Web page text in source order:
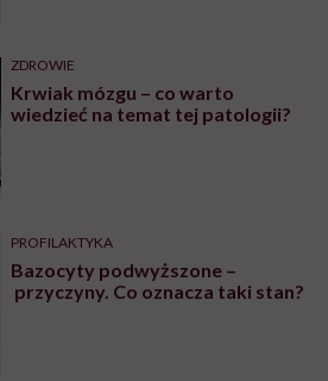
ZDROWIE
Krwiak mózgu – co warto
wiedzieć na temat tej patologii?
PROFILAKTYKA
Bazocyty podwyższone –
przyczyny. Co oznacza taki stan?